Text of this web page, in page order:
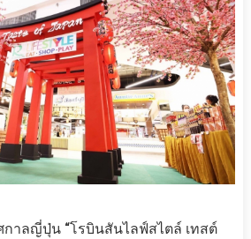
กาลญี่ปุ่น “โรบินสันไลฟ์สไตล์ เทสต์